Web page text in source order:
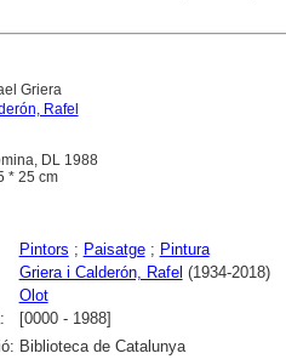
Griera
Rafel
DL 1988
* 25 cm
Pintors ; Paisatge; Pintura
Griera i Calderón, Rafel (1934-2018)
Olot
[0000 - 1988]
Biblioteca de Catalunya